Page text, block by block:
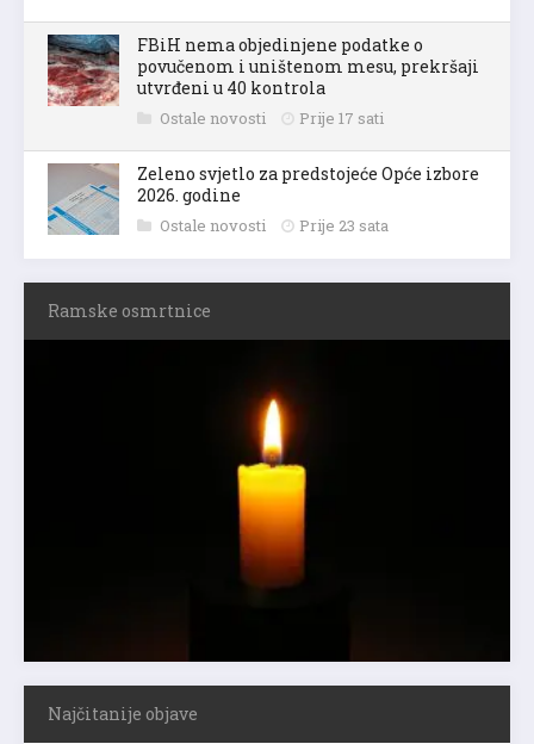
FBiH nema objedinjene podatke o
povučenom i uništenom mesu, prekršaji
utvrđeni u 40 kontrola
Ostale novosti Prije 17 sati
Zeleno svjetlo za predstojeće Opće izbore
2026. godine
Ostale novosti Prije 23 sata
Ramske osmrtnice
Najčitanije objave